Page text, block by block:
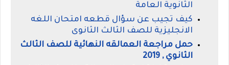
الثانوية العامة
كيف تجيب عن سؤال قطعه امتحان اللغه
الانجليزية للصف الثالث الثانوى
حمل مراجعة العمالقه النهائية للصف الثالث
الثانوي , 2019